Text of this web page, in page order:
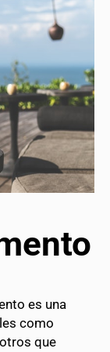
es una
como
que